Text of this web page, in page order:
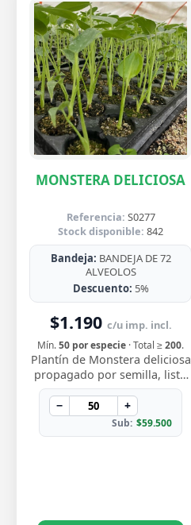
MONSTERA DELICIOSA
Referencia: S0277
Stock disponible: 842
Bandeja: BANDEJA DE 72
ALVEOLOS
Descuento: 5%
$1.190 c/u imp. incl.
Mín.50 por especie · Total ≥200.
Plantín de Monstera deliciosa
propagado por semilla, listo
para trasplantar y ver crecer
sus icónicas hojas perforadas
…
− +
Sub: $59.500